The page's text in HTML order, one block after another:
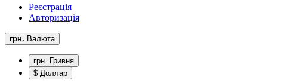
Реєстрація
Авторизація
грн. Валюта
грн. Гривня
$ Доллар